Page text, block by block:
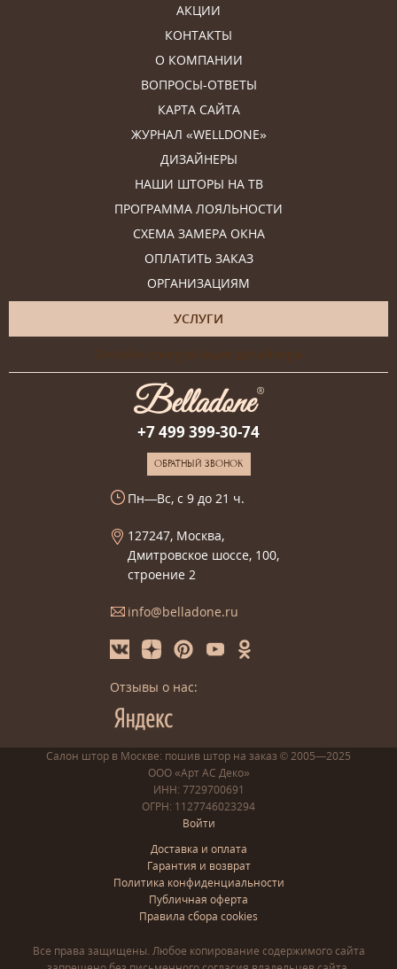
АКЦИИ
КОНТАКТЫ
О КОМПАНИИ
ВОПРОСЫ-ОТВЕТЫ
КАРТА САЙТА
ЖУРНАЛ «WELLDONE»
ДИЗАЙНЕРЫ
НАШИ ШТОРЫ НА ТВ
ПРОГРАММА ЛОЯЛЬНОСТИ
СХЕМА ЗАМЕРА ОКНА
ОПЛАТИТЬ ЗАКАЗ
ОРГАНИЗАЦИЯМ
УСЛУГИ
Онлайн-консультация дизайнера
+7 499 399-30-74
ОБРАТНЫЙ ЗВОНОК
Пн—Вс, с 9 до 21 ч.
127247, Москва,
Дмитровское шоссе, 100,
строение 2
info@belladone.ru
Отзывы о нас:
Салон штор в Москве: пошив штор на заказ © 2005—2025
ООО «Арт АС Деко»
ИНН: 7729700691
ОГРН: 1127746023294
Войти
Доставка и оплата
Гарантия и возврат
Политика конфиденциальности
Публичная оферта
Правила сбора cookies
Все права защищены. Любое копирование содержимого сайта